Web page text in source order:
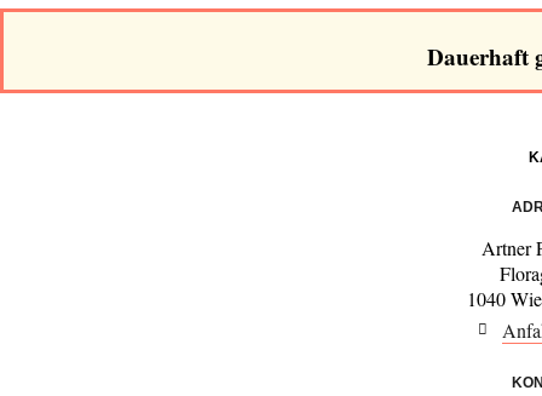
Dauerhaft
Artner
1040